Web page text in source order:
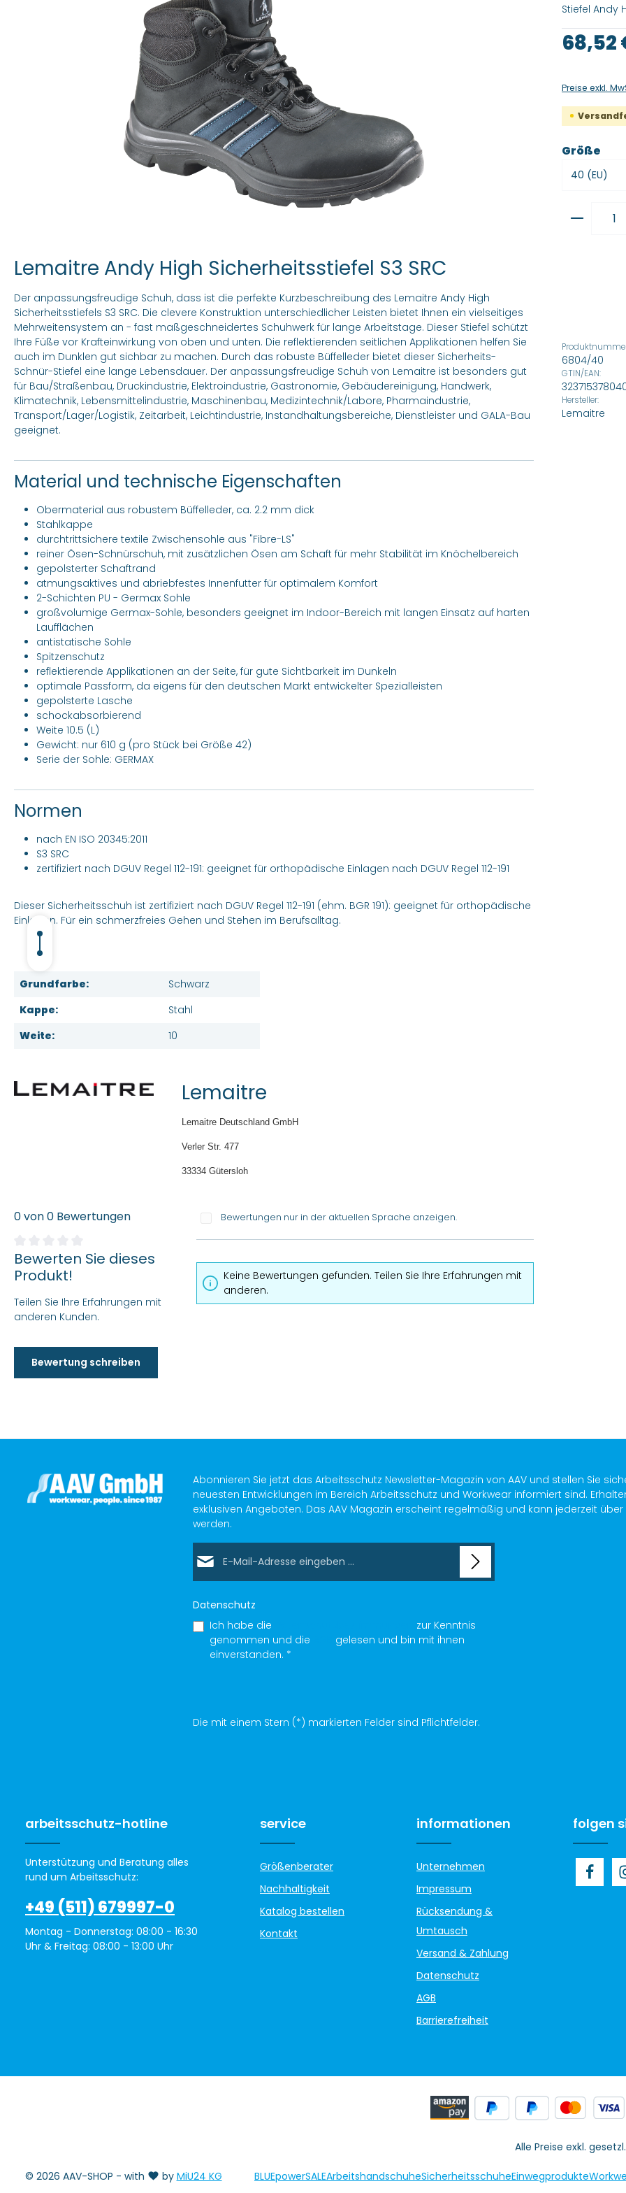
Stiefel Andy
Regulärer
68,52
Preise exkl.
Größe
6804/40
GTIN/EAN:
Hersteller:
Lemaitre
Lemaitre Andy High Sicherheitsstiefel S3 SRC
Der anpassungsfreudige Schuh, dass ist die perfekte Kurzbeschreibung des Lemaitre Andy High
Sicherheitsstiefels S3 SRC. Die clevere Konstruktion unterschiedlicher Leisten bietet Ihnen ein vielseitiges
Mehrweitensystem an - fast maßgeschneidertes Schuhwerk für lange Arbeitstage. Dieser Stiefel schützt
Ihre Füße vor Krafteinwirkung von oben und unten. Die reflektierenden seitlichen Applikationen helfen Sie
auch im Dunklen gut sichbar zu machen. Durch das robuste Büffelleder bietet dieser Sicherheits-
Schnür-Stiefel eine lange Lebensdauer. Der anpassungsfreudige Schuh von Lemaitre ist besonders gut
für Bau/Straßenbau, Druckindustrie, Elektroindustrie, Gastronomie, Gebäudereinigung, Handwerk,
Klimatechnik, Lebensmittelindustrie, Maschinenbau, Medizintechnik/Labore, Pharmaindustrie,
Transport/Lager/Logistik, Zeitarbeit, Leichtindustrie, Instandhaltungsbereiche, Dienstleister und GALA-Bau
geeignet.
Material und technische Eigenschaften
Obermaterial aus robustem Büffelleder, ca. 2.2 mm dick
Stahlkappe
durchtrittsichere textile Zwischensohle aus "Fibre-LS"
reiner Ösen-Schnürschuh, mit zusätzlichen Ösen am Schaft für mehr Stabilität im Knöchelbereich
gepolsterter Schaftrand
atmungsaktives und abriebfestes Innenfutter für optimalem Komfort
2-Schichten PU - Germax Sohle
großvolumige Germax-Sohle, besonders geeignet im Indoor-Bereich mit langen Einsatz auf harten
Laufflächen
antistatische Sohle
Spitzenschutz
reflektierende Applikationen an der Seite, für gute Sichtbarkeit im Dunkeln
optimale Passform, da eigens für den deutschen Markt entwickelter Spezialleisten
gepolsterte Lasche
schockabsorbierend
Weite 10.5 (L)
Gewicht: nur 610 g (pro Stück bei Größe 42)
Serie der Sohle: GERMAX
Normen
nach EN ISO 20345:2011
S3 SRC
zertifiziert nach DGUV Regel 112-191: geeignet für orthopädische Einlagen nach DGUV Regel 112-191
Dieser Sicherheitsschuh ist zertifiziert nach DGUV Regel 112-191 (ehm. BGR 191): geeignet für orthopädische
Einlagen. Für ein schmerzfreies Gehen und Stehen im Berufsalltag.
Grundfarbe:
Schwarz
Kappe:
Stahl
Weite:
10
Lemaitre
Lemaitre Deutschland GmbH
Verler Str. 477
33334 Gütersloh
0 von 0 Bewertungen
Durchschnittliche Bewertung von 0 von 5 Sternen
Bewerten Sie dieses
Produkt!
Teilen Sie Ihre Erfahrungen mit
anderen Kunden.
Bewertung schreiben
Bewertungen nur in der aktuellen Sprache anzeigen.
Keine Bewertungen gefunden. Teilen Sie Ihre Erfahrungen mit
anderen.
Abonnieren Sie jetzt das Arbeitsschutz Newsletter-Magazin von AAV und stellen Sie
neuesten Entwicklungen im Bereich Arbeitsschutz und Workwear informiert sind.
exklusiven Angeboten. Das AAV Magazin erscheint regelmäßig und kann jederzeit
werden.
Datenschutz
Ich habe die
zur Kenntnis
genommen und die
gelesen und bin mit ihnen
einverstanden. *
Die mit einem Stern (*) markierten Felder sind Pflichtfelder.
arbeitsschutz-hotline
Unterstützung und Beratung alles
rund um Arbeitsschutz:
+49 (511) 679997-0
Montag - Donnerstag: 08:00 - 16:30
Uhr & Freitag: 08:00 - 13:00 Uhr
service
Größenberater
Nachhaltigkeit
Katalog bestellen
Kontakt
informationen
Unternehmen
Impressum
Rücksendung &
Umtausch
Versand & Zahlung
Datenschutz
AGB
Barrierefreiheit
folgen
Alle Preise exkl.
© 2026 AAV-SHOP - with by MiU24 KG BLUEpowerSALEArbeitshandschuheSicherheitsschuheEinwegprodukte